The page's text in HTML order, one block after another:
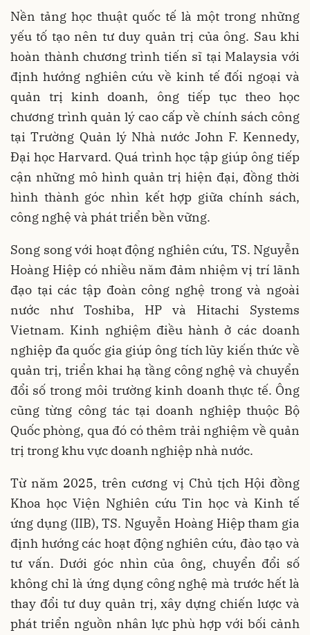
Nền tảng học thuật quốc tế là một trong những
yếu tố tạo nên tư duy quản trị của ông. Sau khi
hoàn thành chương trình tiến sĩ tại Malaysia với
định hướng nghiên cứu về kinh tế đối ngoại và
quản trị kinh doanh, ông tiếp tục theo học
chương trình quản lý cao cấp về chính sách công
tại Trường Quản lý Nhà nước John F. Kennedy,
Đại học Harvard. Quá trình học tập giúp ông tiếp
cận những mô hình quản trị hiện đại, đồng thời
hình thành góc nhìn kết hợp giữa chính sách,
công nghệ và phát triển bền vững.
Song song với hoạt động nghiên cứu, TS. Nguyễn
Hoàng Hiệp có nhiều năm đảm nhiệm vị trí lãnh
đạo tại các tập đoàn công nghệ trong và ngoài
nước như Toshiba, HP và Hitachi Systems
Vietnam. Kinh nghiệm điều hành ở các doanh
nghiệp đa quốc gia giúp ông tích lũy kiến thức về
quản trị, triển khai hạ tầng công nghệ và chuyển
đổi số trong môi trường kinh doanh thực tế. Ông
cũng từng công tác tại doanh nghiệp thuộc Bộ
Quốc phòng, qua đó có thêm trải nghiệm về quản
trị trong khu vực doanh nghiệp nhà nước.
Từ năm 2025, trên cương vị Chủ tịch Hội đồng
Khoa học Viện Nghiên cứu Tin học và Kinh tế
ứng dụng (IIB), TS. Nguyễn Hoàng Hiệp tham gia
định hướng các hoạt động nghiên cứu, đào tạo và
tư vấn. Dưới góc nhìn của ông, chuyển đổi số
không chỉ là ứng dụng công nghệ mà trước hết là
thay đổi tư duy quản trị, xây dựng chiến lược và
phát triển nguồn nhân lực phù hợp với bối cảnh